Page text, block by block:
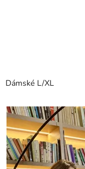
Dámské L/XL